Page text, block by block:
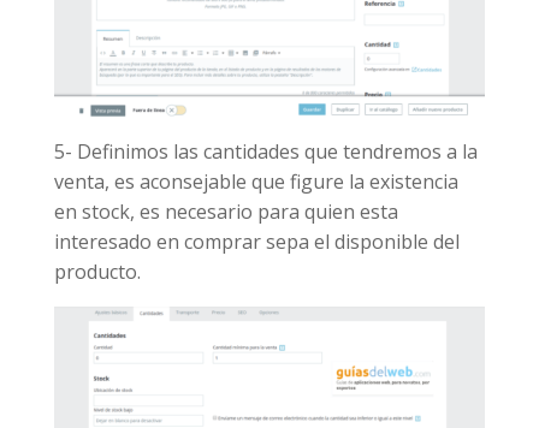
5- Definimos las cantidades que tendremos a la
venta, es aconsejable que figure la existencia
en stock, es necesario para quien esta
interesado en comprar sepa el disponible del
producto.